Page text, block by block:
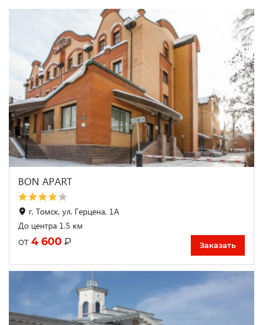
BON APART
г. Томск, ул. Герцена, 1А
До центра 1.5 км
от 4 600 ₽ Заказать